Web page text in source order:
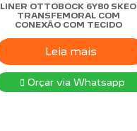
LINER OTTOBOCK 6Y80 SKEO
TRANSFEMORAL COM
CONEXÃO COM TECIDO
Leia mais
Orçar via Whatsapp